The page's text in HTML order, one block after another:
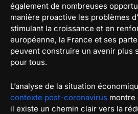
également de nombreuses
manière proactive les problèmes
stimulant la croissance et en
européenne, la France et ses
peuvent construire un avenir plus
pour tous.
L’analyse de la situation
contexte post-coronavirus montre
il existe un chemin clair vers la